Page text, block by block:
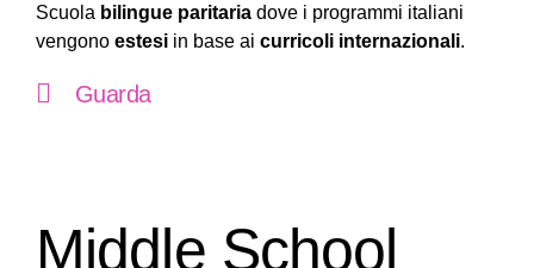
Scuola bilingue paritaria dove i programmi italiani
vengono estesi in base ai curricoli internazionali.
Guarda
Middle School